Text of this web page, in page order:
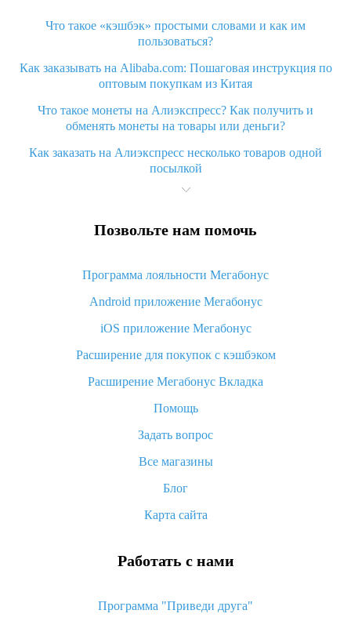
Что такое «кэшбэк» простыми словами и как им
пользоваться?
Как заказывать на Alibaba.com: Пошаговая инструкция по
оптовым покупкам из Китая
Что такое монеты на Алиэкспресс? Как получить и
обменять монеты на товары или деньги?
Как заказать на Алиэкспресс несколько товаров одной
посылкой
Что значит статус «Заказ закрыт» на Алиэкспресс и что
Что делать, если Алиэкспресс просит ввести паспортные
Как узнать, куда пришла посылка с Алиэкспресс
Вы отменили заказ на Алиэкспресс, когда вернут деньги?
Что такое баллы на Алиэкспресс, как их получить и
«AliExpress Standard Shipping»: что это за метод доставки и
как его отслеживать
Как покупать оптом на Алиэкспресс
Что делать, если не пришел товар с Алиэкспресс
возврата денег
Позвольте нам помочь
Программа лояльности Мегабонус
Android приложение Мегабонус
iOS приложение Мегабонус
Расширение для покупок с кэшбэком
Расширение Мегабонус Вкладка
Помощь
Задать вопрос
Все магазины
Блог
Карта сайта
Работать с нами
Программа "Приведи друга"